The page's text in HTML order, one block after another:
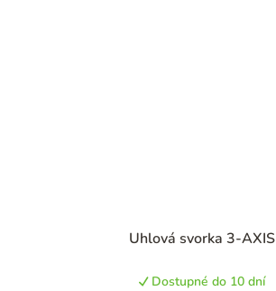
Uhlová svorka 3-AXIS
Dostupné do 10 dní